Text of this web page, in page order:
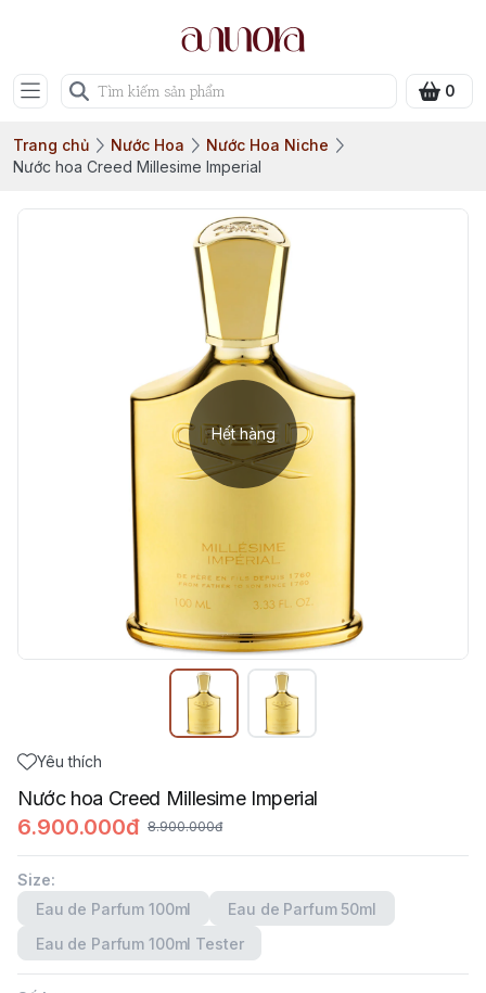
0
Trang chủ Nước Hoa
Nước Hoa Niche
Nước hoa Creed Millesime Imperial
Hết hàng
Yêu thích
Nước hoa Creed Millesime Imperial
6.900.000đ 8.900.000đ
Size:
Eau de Parfum 100ml
Eau de Parfum 50ml
Eau de Parfum 100ml Tester